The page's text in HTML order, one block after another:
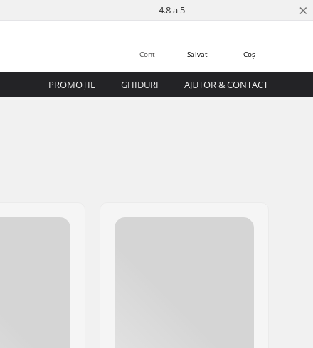
4.8 a 5 ×
Coș
Salvat
Cont
PROMOȚIE GHIDURI AJUTOR & CONTACT